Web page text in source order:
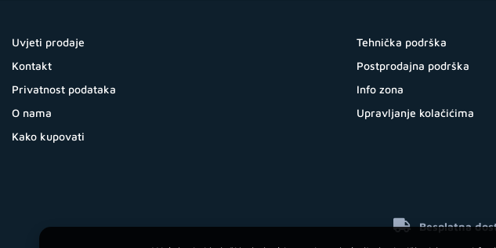
Uvjeti prodaje
Kontakt
Privatnost podataka
O nama
Kako kupovati
Tehnička podrška
Postprodajna podrška
Info zona
Upravljanje kolačićima
Besplatna